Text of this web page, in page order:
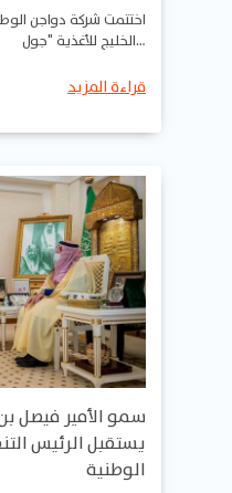
اختتمت شركة دواجن
الخليج للأغذية "جول…
قراءة المزيد
سمو الأمير فيصل
يستقبل الرئيس
الوطنية